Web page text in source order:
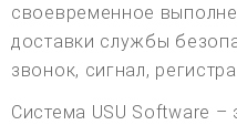
своевременное
доставки службы
звонок, сигнал,
Система USU Software –